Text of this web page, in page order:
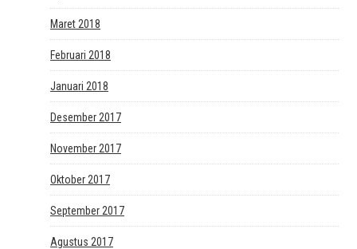
Maret 2018
Februari 2018
Januari 2018
Desember 2017
November 2017
Oktober 2017
September 2017
Agustus 2017